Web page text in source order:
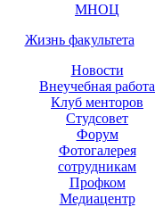
МНОЦ
Жизнь факультета
Новости
Внеучебная работа
Клуб менторов
Студсовет
Форум
Фотогалерея
сотрудникам
Профком
Медиацентр